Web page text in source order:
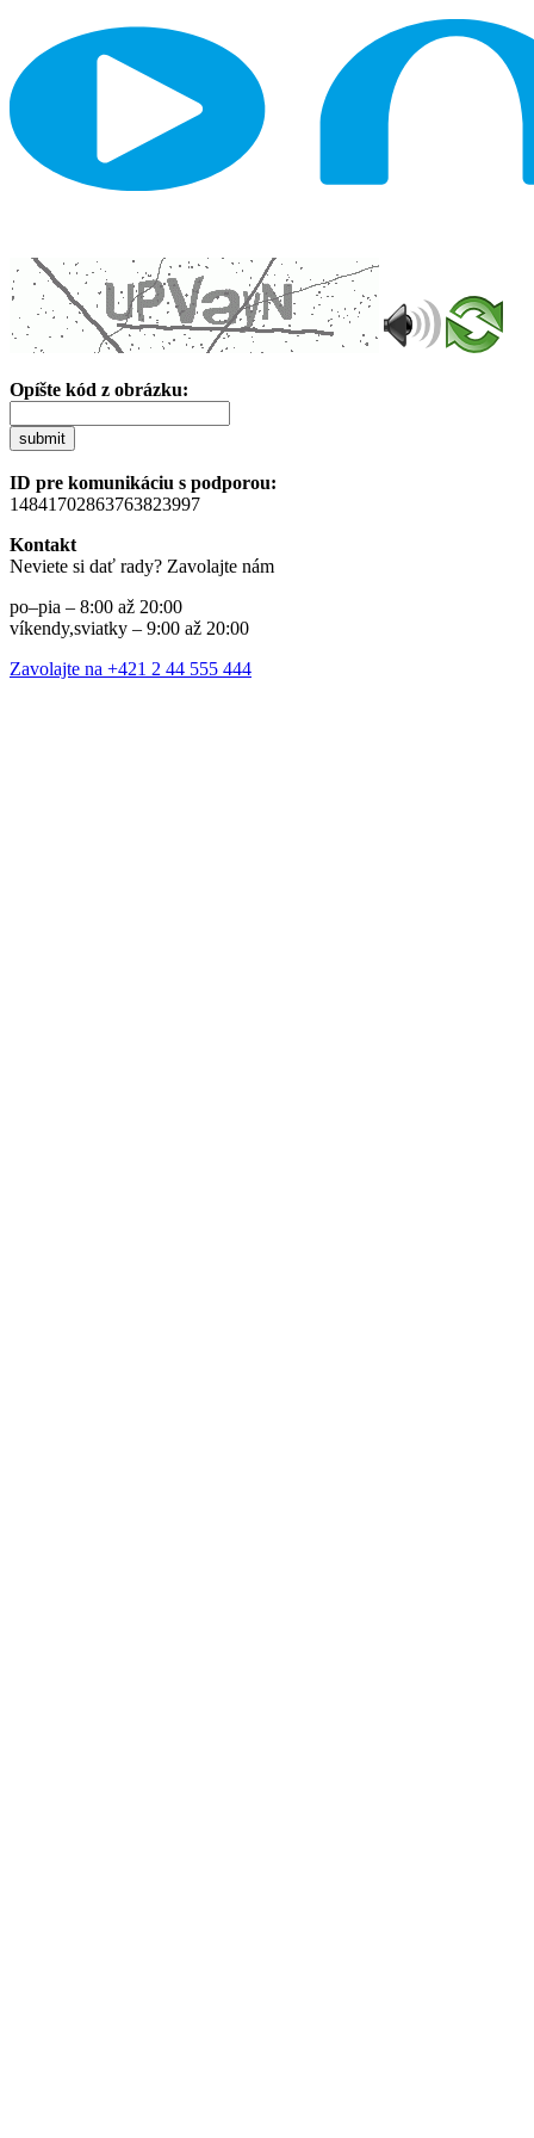
Opíšte kód z obrázku:
submit
ID pre komunikáciu s podporou:
14841702863763823997
Kontakt
Neviete si dať rady? Zavolajte nám
po–pia – 8:00 až 20:00
víkendy,sviatky – 9:00 až 20:00
Zavolajte na +421 2 44 555 444